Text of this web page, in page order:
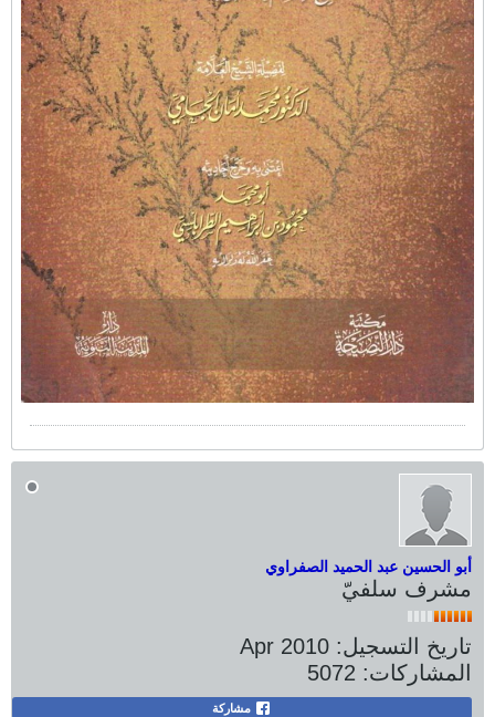
أبو الحسين عبد الحميد الصفراوي
مشرف سلفيّ
تاريخ التسجيل: Apr 2010
المشاركات: 5072
مشاركة